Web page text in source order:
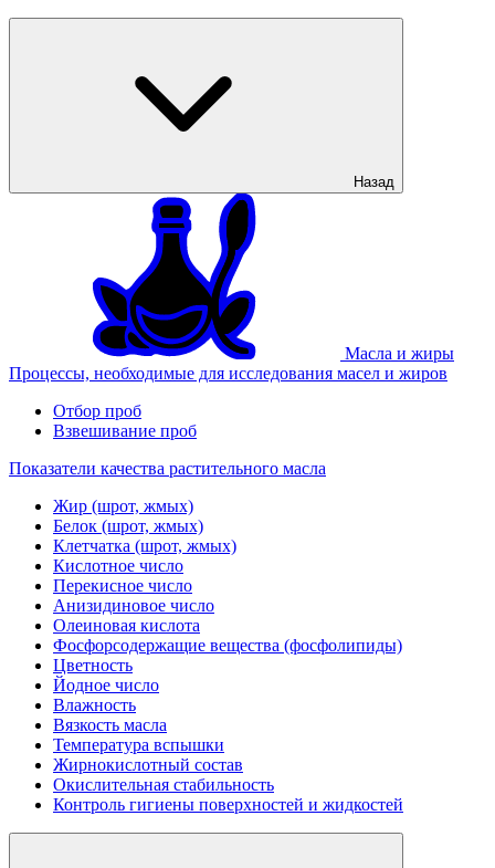
Назад
Масла и жиры
Процессы, необходимые для исследования масел и жиров
Отбор проб
Взвешивание проб
Показатели качества растительного масла
Жир (шрот, жмых)
Белок (шрот, жмых)
Клетчатка (шрот, жмых)
Кислотное число
Перекисное число
Анизидиновое число
Олеиновая кислота
Фосфорсодержащие вещества (фосфолипиды)
Цветность
Йодное число
Влажность
Вязкость масла
Температура вспышки
Жирнокислотный состав
Окислительная стабильность
Контроль гигиены поверхностей и жидкостей